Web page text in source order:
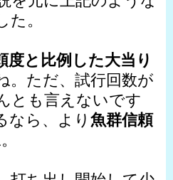
。
度と比例した大当り
。ただ、試行回数が
とも言えないです
なら、より 魚群信頼